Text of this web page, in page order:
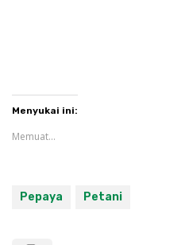
Menyukai ini:
Memuat...
Pepaya Petani